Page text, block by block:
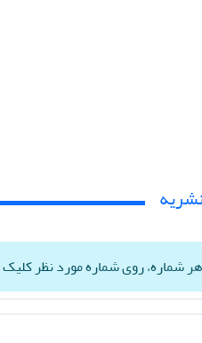
شماره، روی شماره مورد نظر